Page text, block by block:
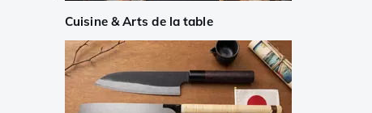
Cuisine & Arts de la table